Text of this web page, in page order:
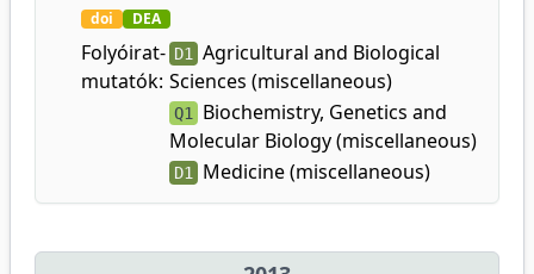
doi DEA
Folyóirat-
mutatók:
D1 Agricultural and Biological
Sciences (miscellaneous)
Q1 Biochemistry, Genetics and
Molecular Biology (miscellaneous)
D1 Medicine (miscellaneous)